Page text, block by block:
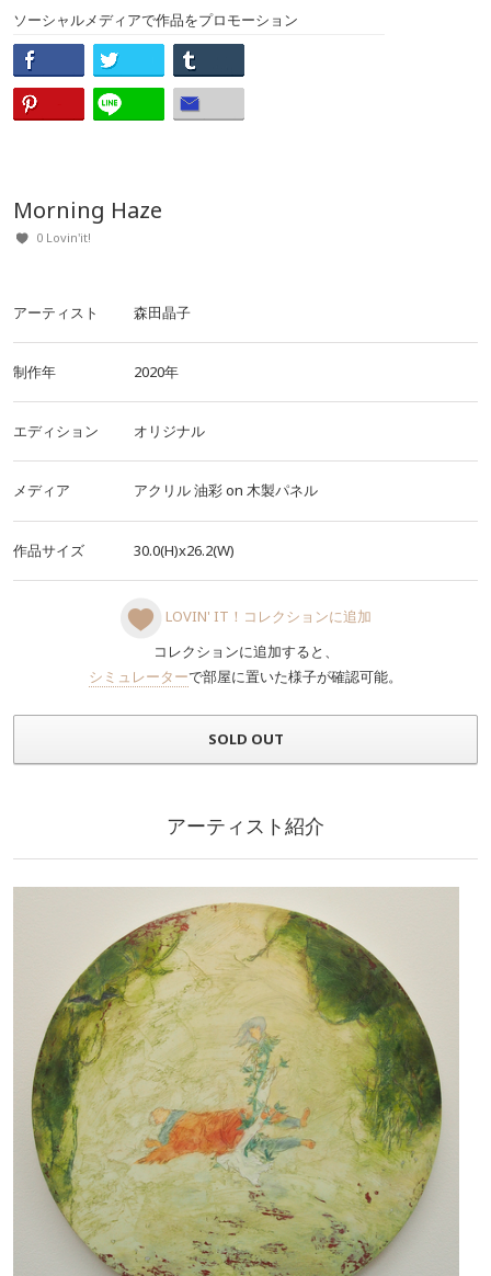
ソーシャルメディアで作品をプロモーション
Morning Haze
0 Lovin'it!
アーティスト 森田晶子
制作年 2020年
エディション オリジナル
メディア アクリル油彩on 木製パネル
作品サイズ 30.0(H)x26.2(W)
LOVIN' IT！コレクションに追加
コレクションに追加すると、
シミュレーターで部屋に置いた様子が確認可能。
SOLD OUT
アーティスト紹介